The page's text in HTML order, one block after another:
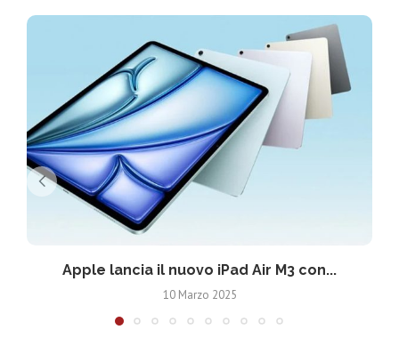
Apple lancia il nuovo iPad Air M3 con...
10 Marzo 2025